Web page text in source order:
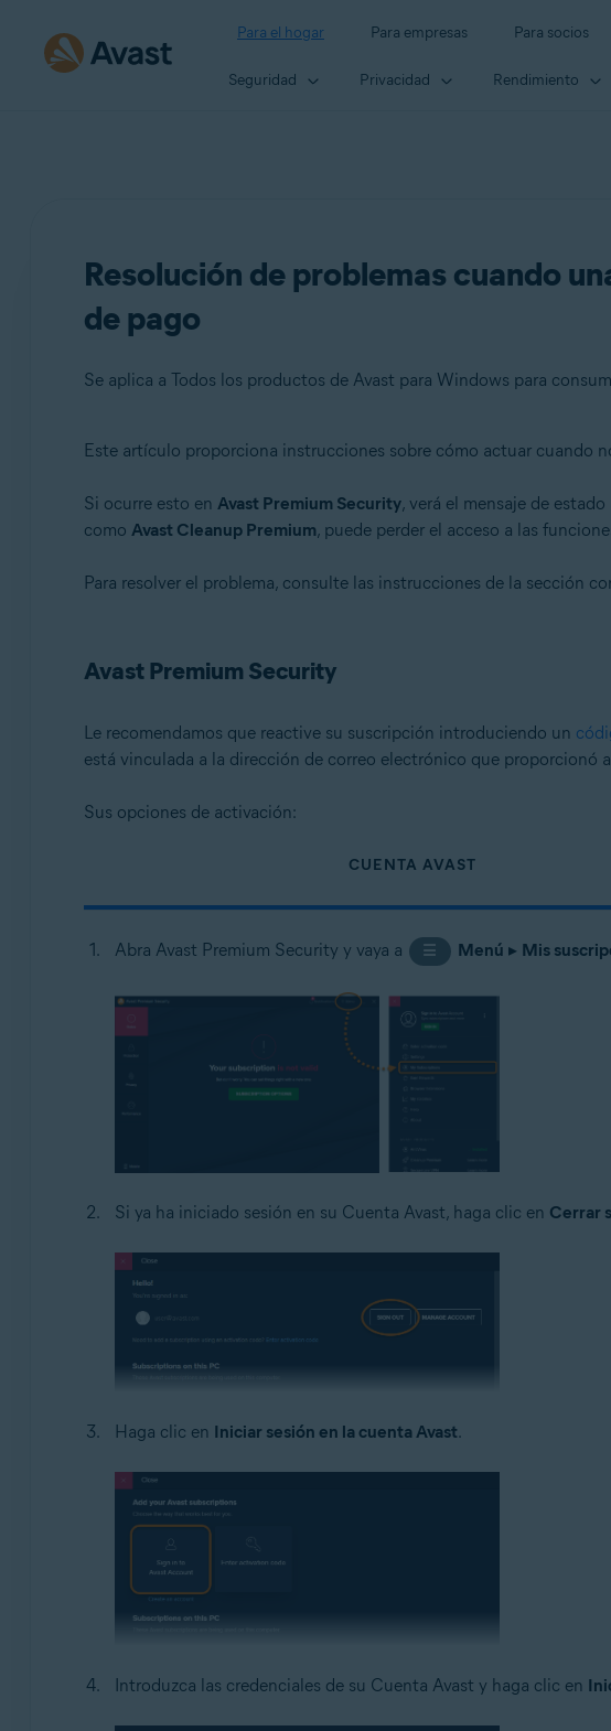
Para el hogar Para empresas Para socios
Seguridad Privacidad Rendimiento
Resolución de problemas cuando
de pago
Se aplica a Todos los productos de Avast para Windows para
Todos los productos de Avast para Windows para consumidores
Microsoft Windows 11 Home / Pro / Enterprise / Education
Microsoft Windows 8/Pro/Enterprise - 32 o 64 bits
Este artículo proporciona instrucciones sobre cómo actuar cuando
Si ocurre esto en Avast Premium Security, verá el mensaje de estado
como Avast Cleanup Premium, puede perder el acceso a las
Para resolver el problema, consulte las instrucciones de la sección
Avast Premium Security
Le recomendamos que reactive su suscripción introduciendo un
está vinculada a la dirección de correo electrónico que proporcionó
Sus opciones de activación:
CUENTA AVAST
Abra Avast Premium Security y vaya a ☰ Menú ▸ Mis
Si ya ha iniciado sesión en su Cuenta Avast, haga clic en Cerrar
Haga clic en Iniciar sesión en la cuenta Avast.
Introduzca las credenciales de su Cuenta Avast y haga clic en